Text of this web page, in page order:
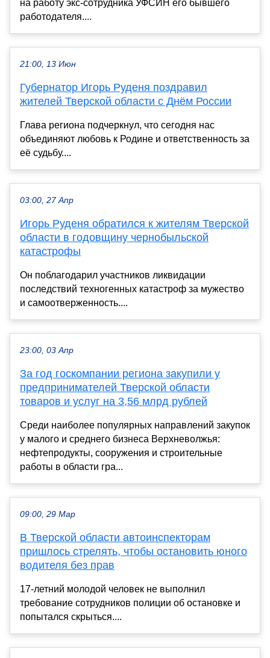
на работу экс-сотрудника УФСИН его бывшего
работодателя....
21:00, 13 Июн
Губернатор Игорь Руденя поздравил
жителей Тверской области с Днём России
Глава региона подчеркнул, что сегодня нас
объединяют любовь к Родине и ответственность за
её судьбу....
03:00, 27 Апр
Игорь Руденя обратился к жителям Тверской
области в годовщину чернобыльской
катастрофы
Он поблагодарил участников ликвидации
последствий техногенных катастроф за мужество
и самоотверженность....
23:00, 03 Апр
За год госкомпании региона закупили у
предпринимателей Тверской области
товаров и услуг на 3,56 млрд рублей
Среди наиболее популярных направлений закупок
у малого и среднего бизнеса Верхневолжья:
нефтепродукты, сооружения и строительные
работы в области гра...
09:00, 29 Мар
В Тверской области автоинспекторам
пришлось стрелять, чтобы остановить юного
водителя без прав
17-летний молодой человек не выполнил
требование сотрудников полиции об остановке и
попытался скрыться....